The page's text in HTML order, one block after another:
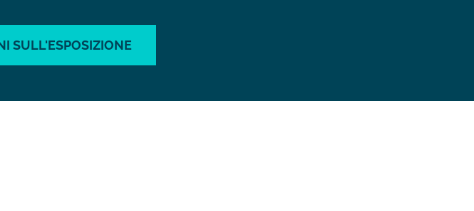
SULL'ESPOSIZIONE